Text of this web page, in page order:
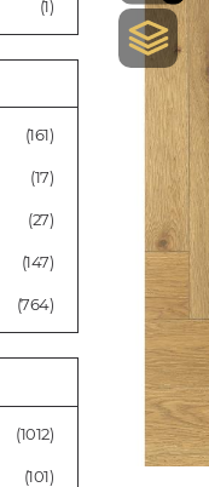
(1)
(161)
(17)
(27)
(147)
(764)
(1012)
(101)